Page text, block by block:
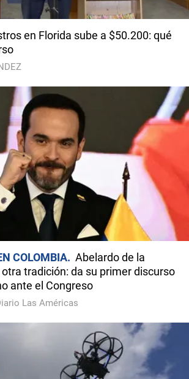
en Florida sube a $50.200: qué
COLOMBIA
Abelardo de la
tradición: da su primer discurso
ante el Congreso
Las Américas